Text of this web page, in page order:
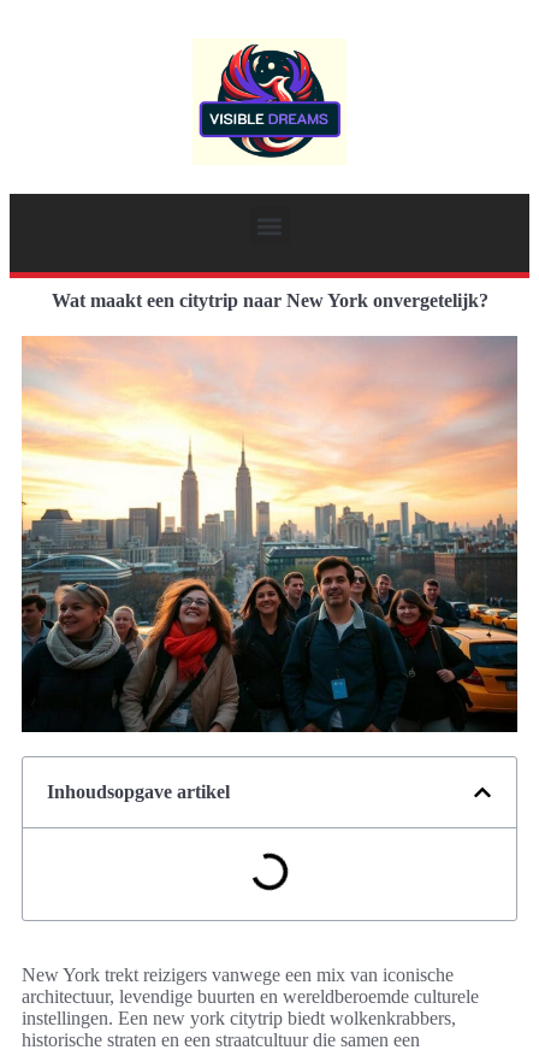
Wat maakt een citytrip naar New York onvergetelijk?
Inhoudsopgave artikel
New York trekt reizigers vanwege een mix van iconische
architectuur, levendige buurten en wereldberoemde culturele
instellingen. Een new york citytrip biedt wolkenkrabbers,
historische straten en een straatcultuur die samen een